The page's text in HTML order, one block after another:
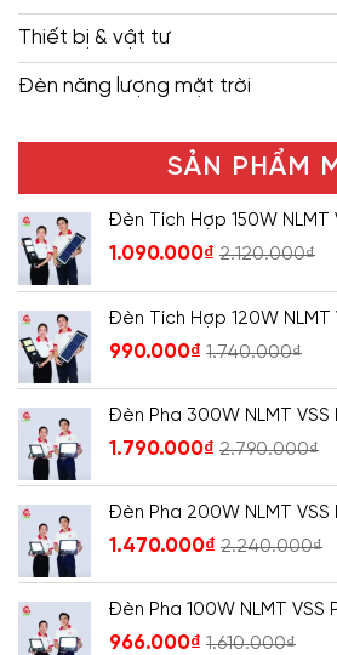
Thiết bị & vật tư
Đèn năng lượng mặt trời
SẢN PHẨM
Đèn Tích Hợp 150W NLMT
1.090.000₫ 2.120.000₫
Đèn Tích Hợp 120W NLMT
990.000₫ 1.740.000₫
Đèn Pha 300W NLMT VSS
1.790.000₫ 2.790.000₫
Đèn Pha 200W NLMT VSS
1.470.000₫ 2.240.000₫
Đèn Pha 100W NLMT VSS
966.000₫ 1.610.000₫